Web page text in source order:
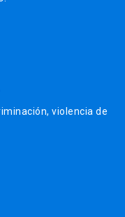
violencia de